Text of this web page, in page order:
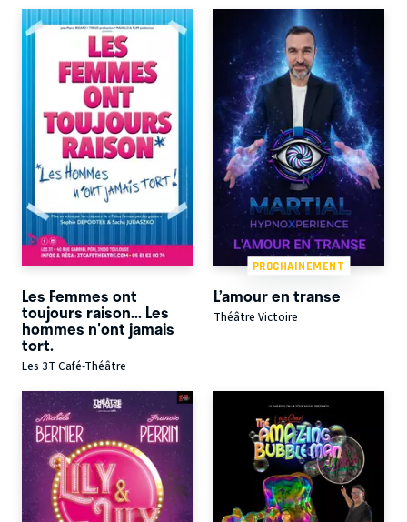
Les Femmes ont
toujours raison... Les
hommes n'ont jamais
tort.
Les 3T Café-Théâtre
PROCHAINEMENT
L’amour en transe
Théâtre Victoire